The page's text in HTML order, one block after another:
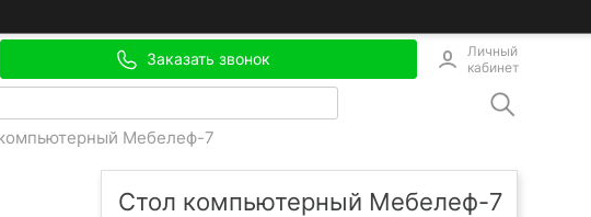
Заказать звонок
Личный
кабинет
Мебелеф-7
Стол компьютерный Мебелеф-7